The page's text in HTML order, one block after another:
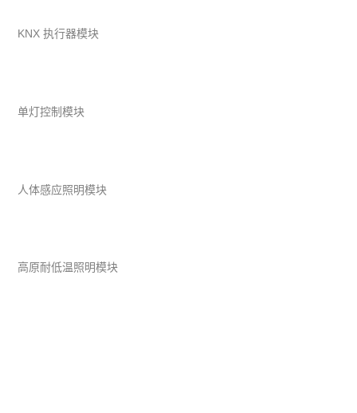
KNX 执行器模块
单灯控制模块
人体感应照明模块
高原耐低温照明模块